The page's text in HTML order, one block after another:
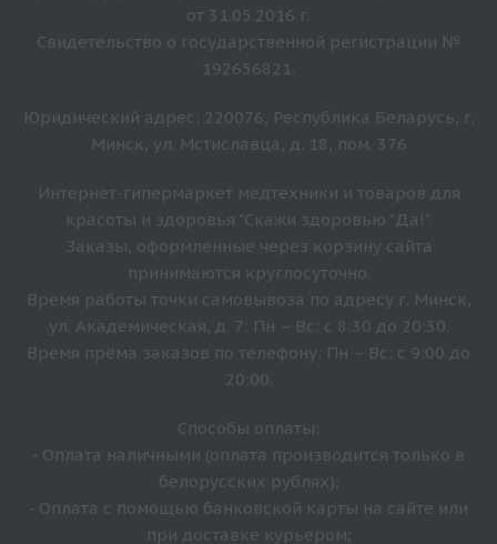
от 31.05.2016 г.
Свидетельство о государственной регистрации №
192656821.
Юридический адрес: 220076, Республика Беларусь, г.
Минск, ул. Мстиславца, д. 18, пом. 376
Интернет-гипермаркет медтехники и товаров для
красоты и здоровья "Скажи здоровью "Да!".
Заказы, оформленные через корзину сайта
принимаются круглосуточно.
Время работы точки самовывоза по адресу г. Минск,
ул. Академическая, д. 7: Пн – Вс: с 8:30 до 20:30.
Время прёма заказов по телефону: Пн – Вс: с 9:00 до
20:00.
Способы оплаты:
- Оплата наличными (оплата производится только в
белорусских рублях);
- Оплата с помощью банковской карты на сайте или
при доставке курьером;